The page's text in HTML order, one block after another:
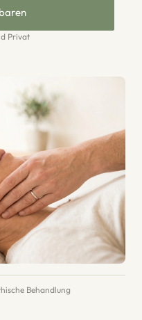
Privat
Behandlung